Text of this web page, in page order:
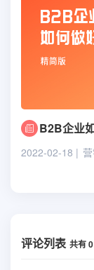
B2B企业
2022-02-18
评论列表 共有0